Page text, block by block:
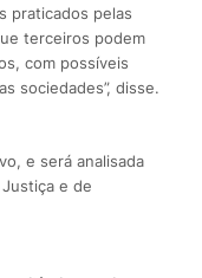
praticados pelas
terceiros podem
com possíveis
sociedades”, disse.
e será analisada
e de